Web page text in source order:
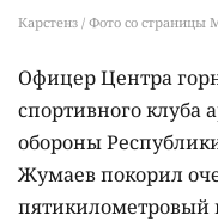
Карстенз / Фото со страницы
Офицер Центра
спортивного
обороны
Жумаев покорил
пятикилометровый